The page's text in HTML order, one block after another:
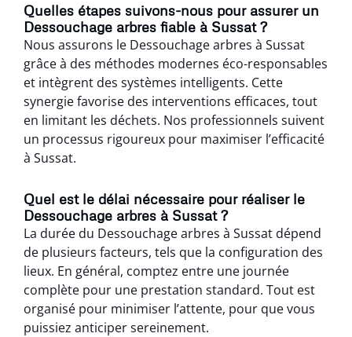
Quelles étapes suivons-nous pour assurer un
Dessouchage arbres fiable à Sussat ?
Nous assurons le Dessouchage arbres à Sussat
grâce à des méthodes modernes éco-responsables
et intègrent des systèmes intelligents. Cette
synergie favorise des interventions efficaces, tout
en limitant les déchets. Nos professionnels suivent
un processus rigoureux pour maximiser l’efficacité
à Sussat.
Quel est le délai nécessaire pour réaliser le
Dessouchage arbres à Sussat ?
La durée du Dessouchage arbres à Sussat dépend
de plusieurs facteurs, tels que la configuration des
lieux. En général, comptez entre une journée
complète pour une prestation standard. Tout est
organisé pour minimiser l’attente, pour que vous
puissiez anticiper sereinement.